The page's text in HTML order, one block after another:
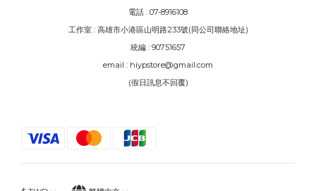
電話 : 07-8916108
工作室 : 高雄市小港區山明路233號(同公司聯絡地址)
統編 : 90751657
email : hiypstore@gmail.com
(假日訊息不回覆)